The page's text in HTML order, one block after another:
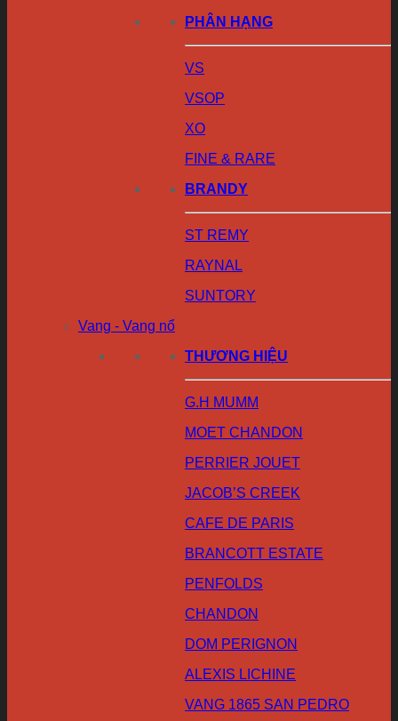
PHÂN HẠNG
VS
VSOP
XO
FINE & RARE
BRANDY
ST REMY
RAYNAL
SUNTORY
Vang - Vang nổ
THƯƠNG HIỆU
G.H MUMM
MOET CHANDON
PERRIER JOUET
JACOB’S CREEK
CAFE DE PARIS
BRANCOTT ESTATE
PENFOLDS
CHANDON
DOM PERIGNON
ALEXIS LICHINE
VANG 1865 SAN PEDRO